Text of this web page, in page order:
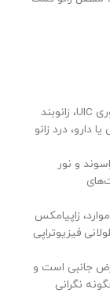
با استفاده از فناوری UIC، زانوبند
درد زانو
و نور
زاپیامکس
فیزیوتراپی
جانبی است و
نگرانی